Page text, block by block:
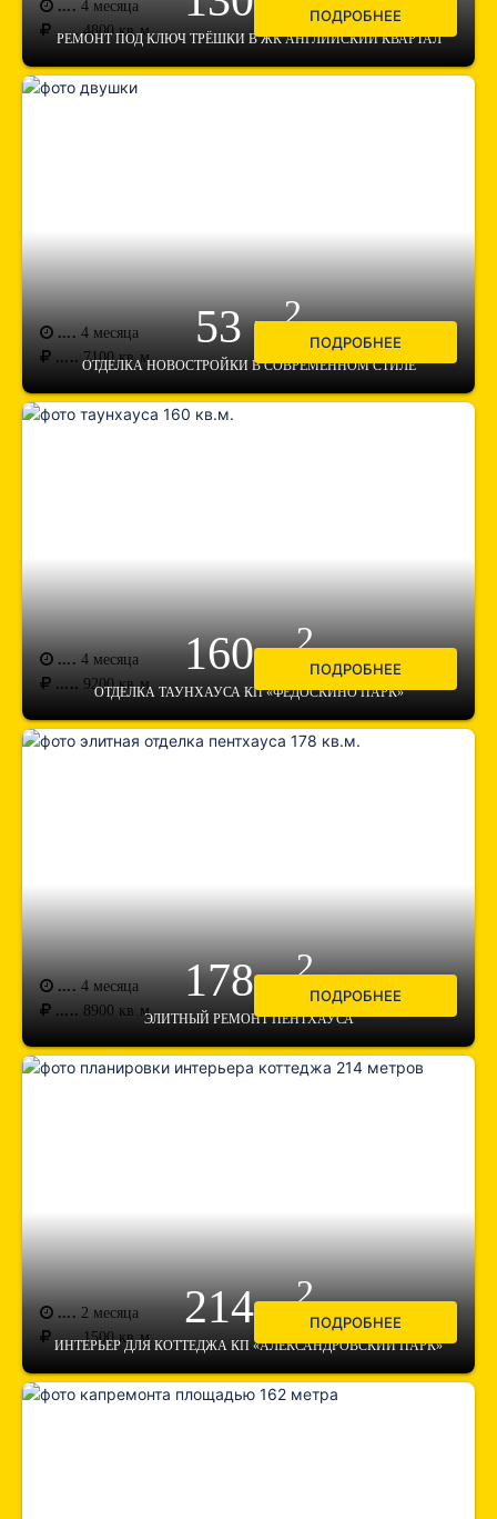
РЕМОНТ ПОД КЛЮЧ ТРЁШКИ В ЖК АНГЛИЙСКИЙ КВАРТАЛ
.... 4 месяца
.....4800кв.м.
ПОДРОБНЕЕ
53 м2
ОТДЕЛКА НОВОСТРОЙКИ В СОВРЕМЕННОМ СТИЛЕ
.... 4 месяца
..... 7100кв.м.
ПОДРОБНЕЕ
160 м2
ОТДЕЛКА ТАУНХАУСА КП «ФЕДОСКИНО ПАРК»
.... 4 месяца
..... 9200кв.м.
ПОДРОБНЕЕ
178 м2
ЭЛИТНЫЙ РЕМОНТ ПЕНТХАУСА
.... 4 месяца
..... 8900 кв.м.
ПОДРОБНЕЕ
214 м2
ИНТЕРЬЕР ДЛЯ КОТТЕДЖА КП «АЛЕКСАНДРОВСКИЙ ПАРК»
.... 2 месяца
.....1500кв.м.
ПОДРОБНЕЕ